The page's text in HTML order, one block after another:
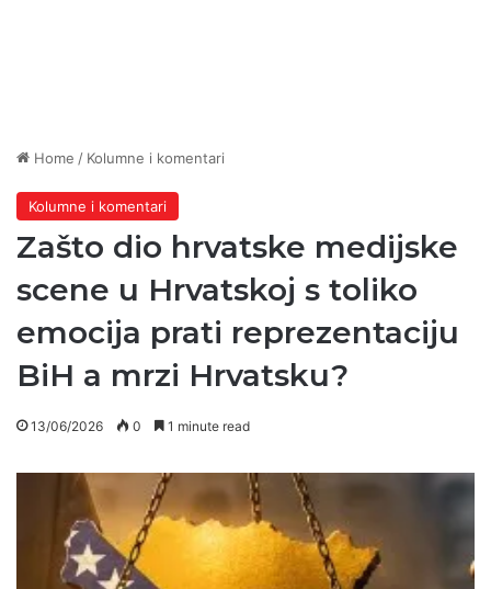
Home / Kolumne i komentari
Kolumne i komentari
Zašto dio hrvatske medijske
scene u Hrvatskoj s toliko
emocija prati reprezentaciju
BiH a mrzi Hrvatsku?
13/06/2026 0 1 minute read